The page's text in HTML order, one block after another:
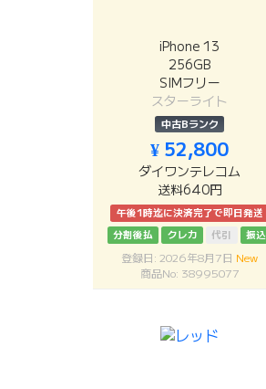
iPhone 13
256GB
SIMフリー
スターライト
中古Bランク
¥ 52,800
ダイワンテレコム
送料640円
午後1時迄に決済完了で即日発送
分割後払
クレカ 代引 振込
登録日: 2026年8月7日 New
商品No: 38995077